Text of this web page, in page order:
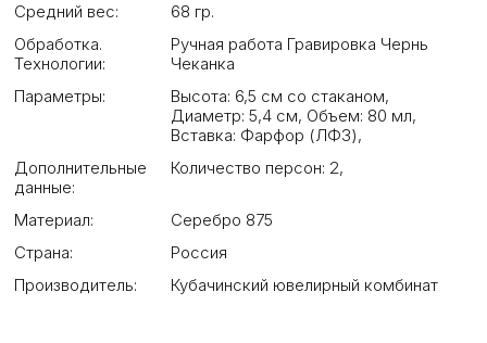
Средний вес:
68 гр.
Обработка.
Технологии:
Ручная работа Гравировка Чернь
Чеканка
Параметры:
Высота: 6,5 см со стаканом,
Диаметр: 5,4 см, Объем: 80 мл,
Вставка: Фарфор (ЛФЗ),
Дополнительные
данные:
Количество персон: 2,
Материал:
Серебро 875
Страна:
Россия
Производитель:
Кубачинский ювелирный комбинат